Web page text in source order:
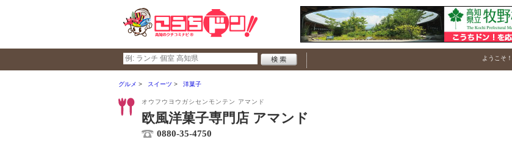
ようこそ！
グルメ スイーツ 洋菓子
オウフウヨウガシセンモンテン アマンド
欧風洋菓子専門店 アマンド
0880-35-4750